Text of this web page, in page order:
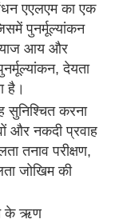
एएलएम का एक
पुनर्मूल्यांकन
आय और
देयता
है।
सुनिश्चित करना
और नकदी प्रवाह
तनाव परीक्षण,
जोखिम की
के ऋण